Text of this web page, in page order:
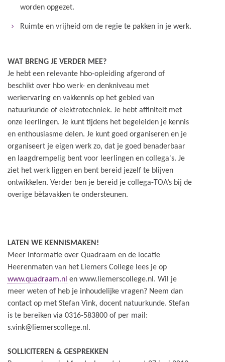
worden opgezet.
Ruimte en vrijheid om de regie te pakken in je werk.
WAT BRENG JE VERDER MEE?
Je hebt een relevante hbo-opleiding afgerond of
beschikt over hbo werk- en denkniveau met
werkervaring en vakkennis op het gebied van
natuurkunde of elektrotechniek. Je hebt affiniteit met
onze leerlingen. Je kunt tijdens het begeleiden je kennis
en enthousiasme delen. Je kunt goed organiseren en je
organiseert je eigen werk zo, dat je goed benaderbaar
en laagdrempelig bent voor leerlingen en collega's. Je
ziet het werk liggen en bent bereid jezelf te blijven
ontwikkelen. Verder ben je bereid je collega-TOA’s bij de
overige bètavakken te ondersteunen.
LATEN WE KENNISMAKEN!
Meer informatie over Quadraam en de locatie
Heerenmaten van het Liemers College lees je op
www.quadraam.nl en www.liemerscollege.nl. Wil je
meer weten of heb je inhoudelijke vragen? Neem dan
contact op met Stefan Vink, docent natuurkunde. Stefan
is te bereiken via 0316-583800 of per mail:
s.vink@liemerscollege.nl.
SOLLICITEREN & GESPREKKEN